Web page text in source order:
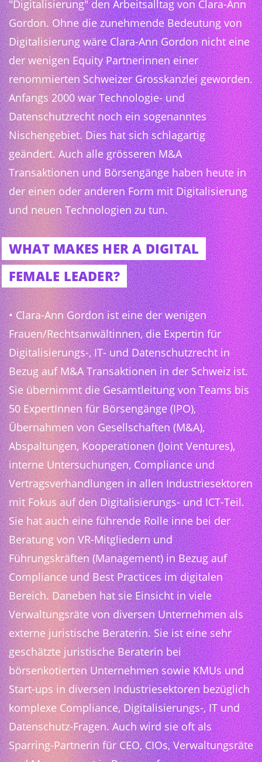
"Digitalisierung" den Arbeitsalltag von Clara-Ann
Gordon. Ohne die zunehmende Bedeutung von
Digitalisierung wäre Clara-Ann Gordon nicht eine
der wenigen Equity Partnerinnen einer
renommierten Schweizer Grosskanzlei geworden.
Anfangs 2000 war Technologie- und
Datenschutzrecht noch ein sogenanntes
Nischengebiet. Dies hat sich schlagartig
geändert. Auch alle grösseren M&A
Transaktionen und Börsengänge haben heute in
der einen oder anderen Form mit Digitalisierung
und neuen Technologien zu tun.
WHAT MAKES HER A DIGITAL
FEMALE LEADER?
• Clara-Ann Gordon ist eine der wenigen
Frauen/Rechtsanwältinnen, die Expertin für
Digitalisierungs-, IT- und Datenschutzrecht in
Bezug auf M&A Transaktionen in der Schweiz ist.
Sie übernimmt die Gesamtleitung von Teams bis
50 ExpertInnen für Börsengänge (IPO),
Übernahmen von Gesellschaften (M&A),
Abspaltungen, Kooperationen (Joint Ventures),
interne Untersuchungen, Compliance und
Vertragsverhandlungen in allen Industriesektoren
mit Fokus auf den Digitalisierungs- und ICT-Teil.
Sie hat auch eine führende Rolle inne bei der
Beratung von VR-Mitgliedern und
Führungskräften (Management) in Bezug auf
Compliance und Best Practices im digitalen
Bereich. Daneben hat sie Einsicht in viele
Verwaltungsräte von diversen Unternehmen als
externe juristische Beraterin. Sie ist eine sehr
geschätzte juristische Beraterin bei
börsenkotierten Unternehmen sowie KMUs und
Start-ups in diversen Industriesektoren bezüglich
komplexe Compliance, Digitalisierungs-, IT und
Datenschutz-Fragen. Auch wird sie oft als
Sparring-Partnerin für CEO, CIOs, Verwaltungsräte